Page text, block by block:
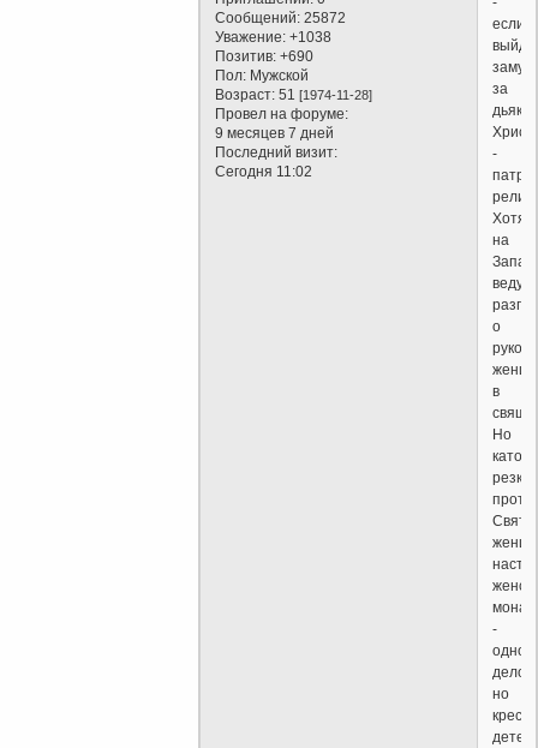
Сообщений: 25872
Уважение: +1038
Позитив: +690
Пол: Мужской
Возраст: 51[1974-11-28]
Провел на форуме:
9 месяцев 7 дней
Последний визит:
Сегодня 11:02
если
замуж
за
-
Хотя
на
о
в
Но
резко
-
одно
дело,
но
детей